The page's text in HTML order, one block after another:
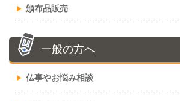
頒布品販売
一般の方へ
仏事やお悩み相談